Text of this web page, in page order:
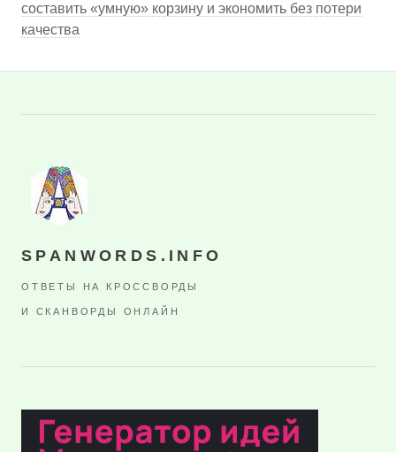
составить «умную» корзину и экономить без потери
качества
SPANWORDS.INFO
ОТВЕТЫ НА КРОССВОРДЫ
И СКАНВОРДЫ ОНЛАЙН